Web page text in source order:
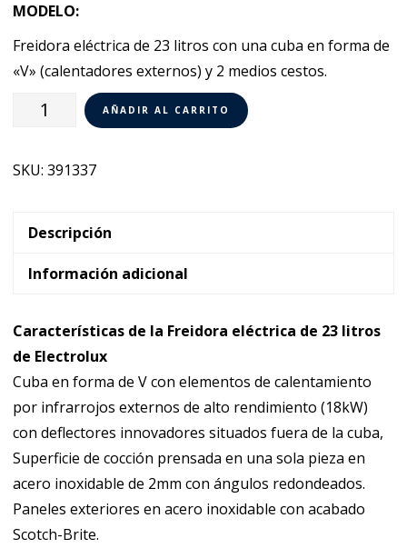
MODELO:
Freidora eléctrica de 23 litros con una cuba en forma de
«V» (calentadores externos) y 2 medios cestos.
Freidora
lt
Electrolux
391337
cantidad
AÑADIR AL CARRITO
SKU:391337
Descripción
Información adicional
Características de la Freidora eléctrica de 23 litros
de Electrolux
Cuba en forma de V con elementos de calentamiento
por infrarrojos externos de alto rendimiento (18kW)
con deflectores innovadores situados fuera de la cuba,
Superficie de cocción prensada en una sola pieza en
acero inoxidable de 2mm con ángulos redondeados.
Paneles exteriores en acero inoxidable con acabado
Scotch-Brite.